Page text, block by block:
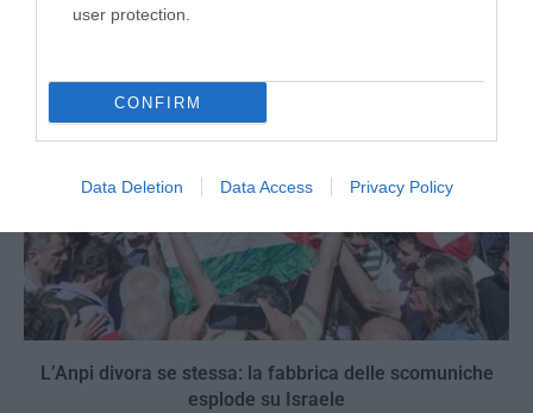
user protection.
CONFIRM
Data Deletion Data Access Privacy Policy
L’Anpi divora se stessa: la fabbrica delle scomuniche
esplode su Israele